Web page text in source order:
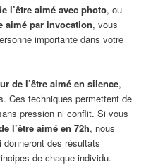
l’être aimé avec photo, ou
aimé par invocation, vous
importante dans votre
de l’être aimé en silence,
Ces techniques permettent de
pression ni conflit. Si vous
l’être aimé en 72h, nous
donneront des résultats
de chaque individu.